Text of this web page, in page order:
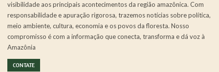
visibilidade aos principais acontecimentos da região amazônica. Com
responsabilidade e apuração rigorosa, trazemos notícias sobre política,
meio ambiente, cultura, economia e os povos da floresta. Nosso
compromisso é com a informação que conecta, transforma e dá voz à
Amazônia
CONTATE